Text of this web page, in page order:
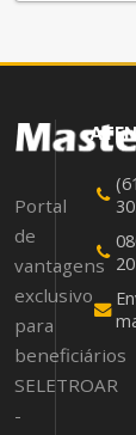
Portal
de
vantagens
exclusivo
para
beneficiários
SELETROAR
-